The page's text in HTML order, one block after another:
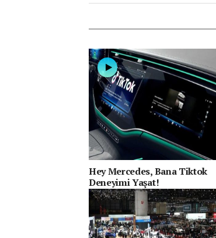
Hey Mercedes, Bana Tiktok
Deneyimi Yaşat!